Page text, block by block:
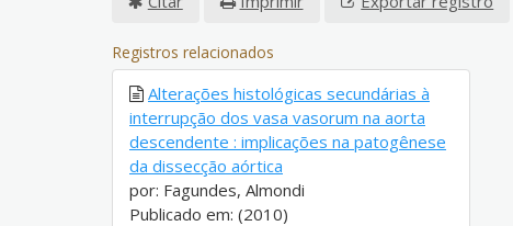
Registros relacionados
Alterações histológicas secundárias à
interrupção dos vasa vasorum na aorta
descendente : implicações na patogênese
da dissecção aórtica
por: Fagundes, Almondi
Publicado em: (2010)